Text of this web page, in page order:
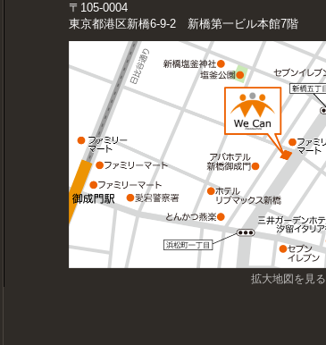
〒105-0004
東京都港区新橋6-9-2 新橋第一ビル本館7階
拡大地図を見る